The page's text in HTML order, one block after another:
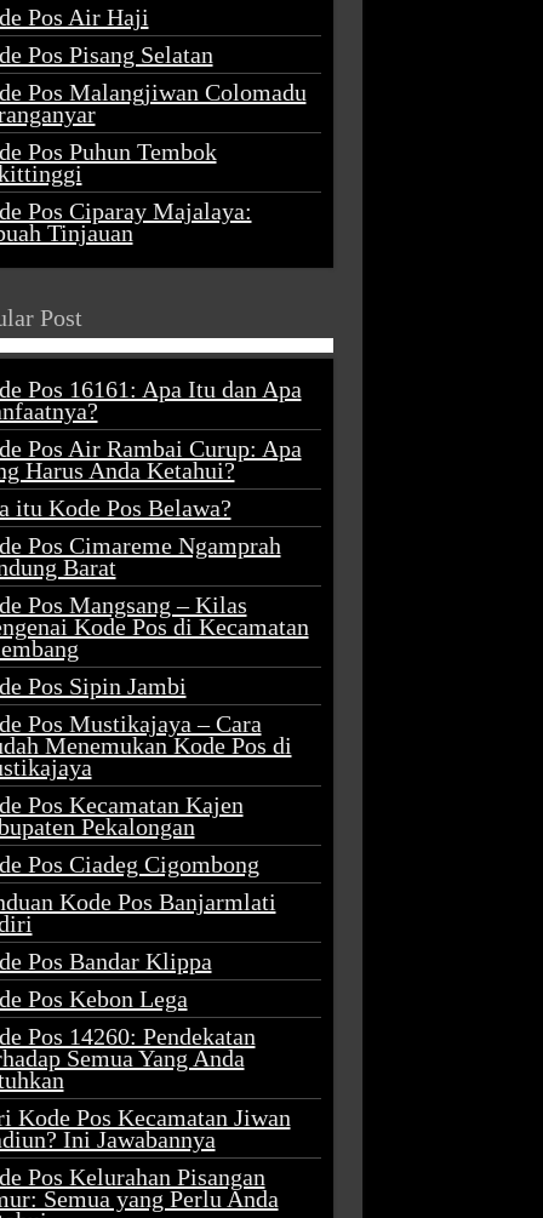
Pos Air Haji
Pos Pisang Selatan
Pos Malangjiwan Colomadu
Pos Puhun Tembok
Pos Ciparay Majalaya:
Tinjauan
Post
Pos 16161: Apa Itu dan Apa
Pos Air Rambai Curup: Apa
Harus Anda Ketahui?
itu Kode Pos Belawa?
Pos Cimareme Ngamprah
Barat
Pos Mangsang – Kilas
Kode Pos di Kecamatan
Pos Sipin Jambi
Pos Mustikajaya – Cara
Menemukan Kode Pos di
Pos Kecamatan Kajen
Pekalongan
Pos Ciadeg Cigombong
Kode Pos Banjarmlati
Pos Bandar Klippa
Pos Kebon Lega
Pos 14260: Pendekatan
Semua Yang Anda
Kode Pos Kecamatan Jiwan
Ini Jawabannya
Pos Kelurahan Pisangan
Semua yang Perlu Anda